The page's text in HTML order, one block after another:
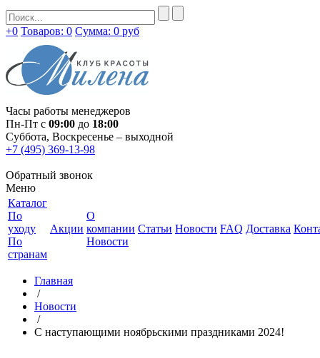
+0 Товаров: 0 Сумма: 0 руб
Часы работы менеджеров
Пн-Пт с 09:00 до 18:00
Суббота, Воскресенье – выходной
+7 (495) 369-13-98
Обратный звонок
Меню
Каталог
По
уходу
По
странам
Акции
О
компании
Новости
Статьи Новости FAQ Доставка
Главная
/
Новости
/
С наступающими ноябрьскими праздниками 2024!